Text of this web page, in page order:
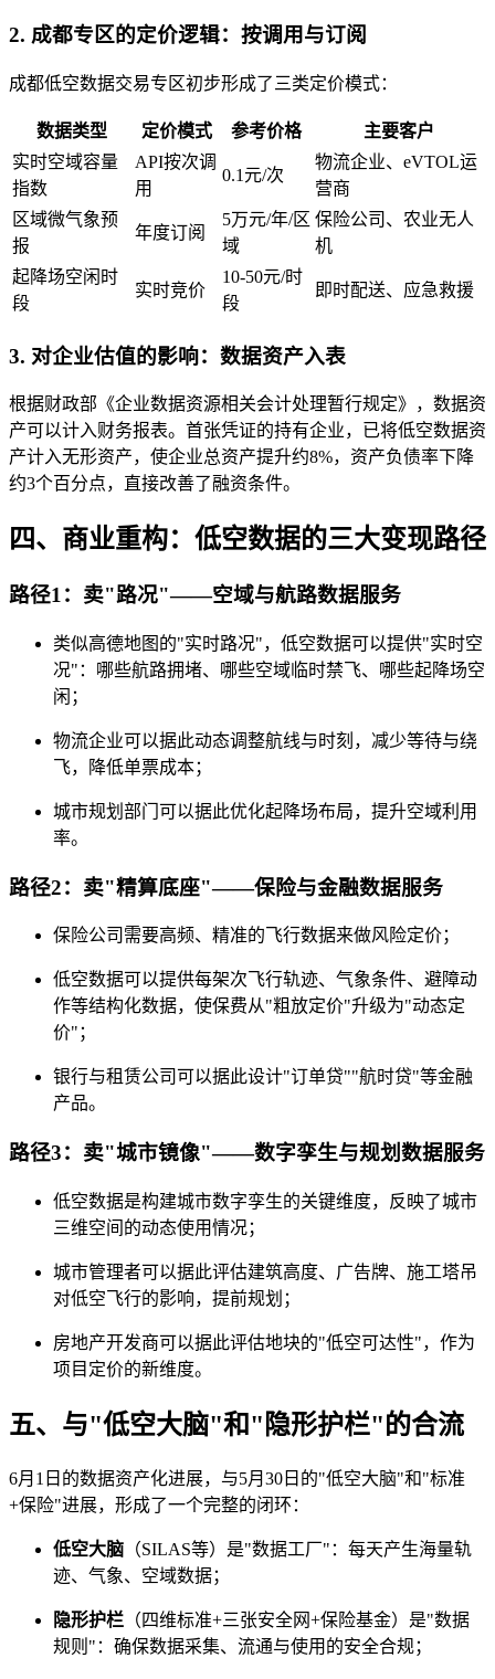
2. 成都专区的定价逻辑：按调用与订阅
成都低空数据交易专区初步形成了三类定价模式：
数据类型 定价模式 参考价格
主要客户
实时空域容量
指数
API按次调
用
0.1元/次
物流企业、eVTOL运
营商
区域微气象预
报
年度订阅
5万元/年/区
域
保险公司、农业无人
机
起降场空闲时
段
实时竞价
10-50元/时
段
即时配送、应急救援
3. 对企业估值的影响：数据资产入表
根据财政部《企业数据资源相关会计处理暂行规定》，数据资
产可以计入财务报表。首张凭证的持有企业，已将低空数据资
产计入无形资产，使企业总资产提升约8%，资产负债率下降
约3个百分点，直接改善了融资条件。
四、商业重构：低空数据的三大变现路径
路径1：卖"路况"——空域与航路数据服务
类似高德地图的"实时路况"，低空数据可以提供"实时空
况"：哪些航路拥堵、哪些空域临时禁飞、哪些起降场空
闲；
物流企业可以据此动态调整航线与时刻，减少等待与绕
飞，降低单票成本；
城市规划部门可以据此优化起降场布局，提升空域利用
率。
路径2：卖"精算底座"——保险与金融数据服务
保险公司需要高频、精准的飞行数据来做风险定价；
低空数据可以提供每架次飞行轨迹、气象条件、避障动
作等结构化数据，使保费从"粗放定价"升级为"动态定
价"；
银行与租赁公司可以据此设计"订单贷""航时贷"等金融
产品。
路径3：卖"城市镜像"——数字孪生与规划数据服务
低空数据是构建城市数字孪生的关键维度，反映了城市
三维空间的动态使用情况；
城市管理者可以据此评估建筑高度、广告牌、施工塔吊
对低空飞行的影响，提前规划；
房地产开发商可以据此评估地块的"低空可达性"，作为
项目定价的新维度。
五、与"低空大脑"和"隐形护栏"的合流
6月1日的数据资产化进展，与5月30日的"低空大脑"和"标准
+保险"进展，形成了一个完整的闭环：
低空大脑 （SILAS等）是"数据工厂"：每天产生海量轨
迹、气象、空域数据；
隐形护栏 （四维标准+三张安全网+保险基金）是"数据
规则"：确保数据采集、流通与使用的安全合规；